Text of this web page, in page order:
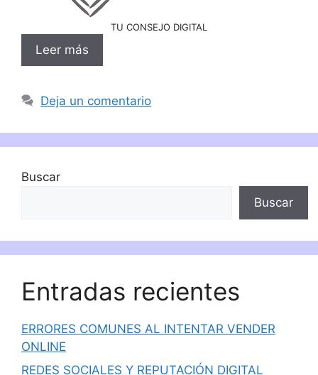
TU CONSEJO DIGITAL
Leer más
Deja un comentario
Buscar
Buscar
Entradas recientes
ERRORES COMUNES AL INTENTAR VENDER
ONLINE
REDES SOCIALES Y REPUTACIÓN DIGITAL